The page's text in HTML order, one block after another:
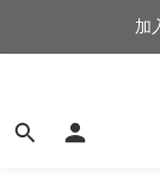
加